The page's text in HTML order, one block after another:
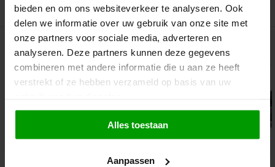
bieden en om ons websiteverkeer te analyseren. Ook
delen we informatie over uw gebruik van onze site met
onze partners voor sociale media, adverteren en
analyseren. Deze partners kunnen deze gegevens
combineren met andere informatie die u aan ze heeft
verstrekt of ze hebben verzameld op basis van uw
Alles toestaan
Aanpassen
Gerelateerde producten